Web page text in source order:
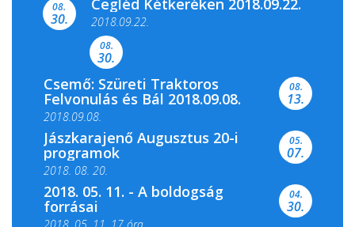
Színes és tartalmas programokkal várja a
Csemői Községi Könyvtár és...
08.
30.
Cegléd Kétkeréken 2018.09.22.
2018.09.22.
08.
30.
Csemő: Szüreti Traktoros
Felvonulás és Bál 2018.09.08.
2018.09.08.
08.
13.
Jászkarajenő Augusztus 20-i
programok
2018. 08. 20.
05.
07.
2018. 05. 11. - A boldogság
forrásai
04.
30.